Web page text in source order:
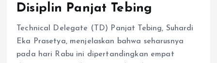
Disiplin Panjat Tebing
Technical Delegate (TD) Panjat Tebing, Suhardi
Eka Prasetya, menjelaskan bahwa seharusnya
pada hari Rabu ini dipertandingkan empat